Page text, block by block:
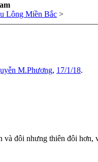
Lông Miền Bắc >
M.Phương, 17/1/18.
và đôi nhưng thiên đôi